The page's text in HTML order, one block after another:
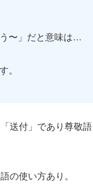
〜」だと意味は…
。
送付」であり尊敬
の使い方あり。